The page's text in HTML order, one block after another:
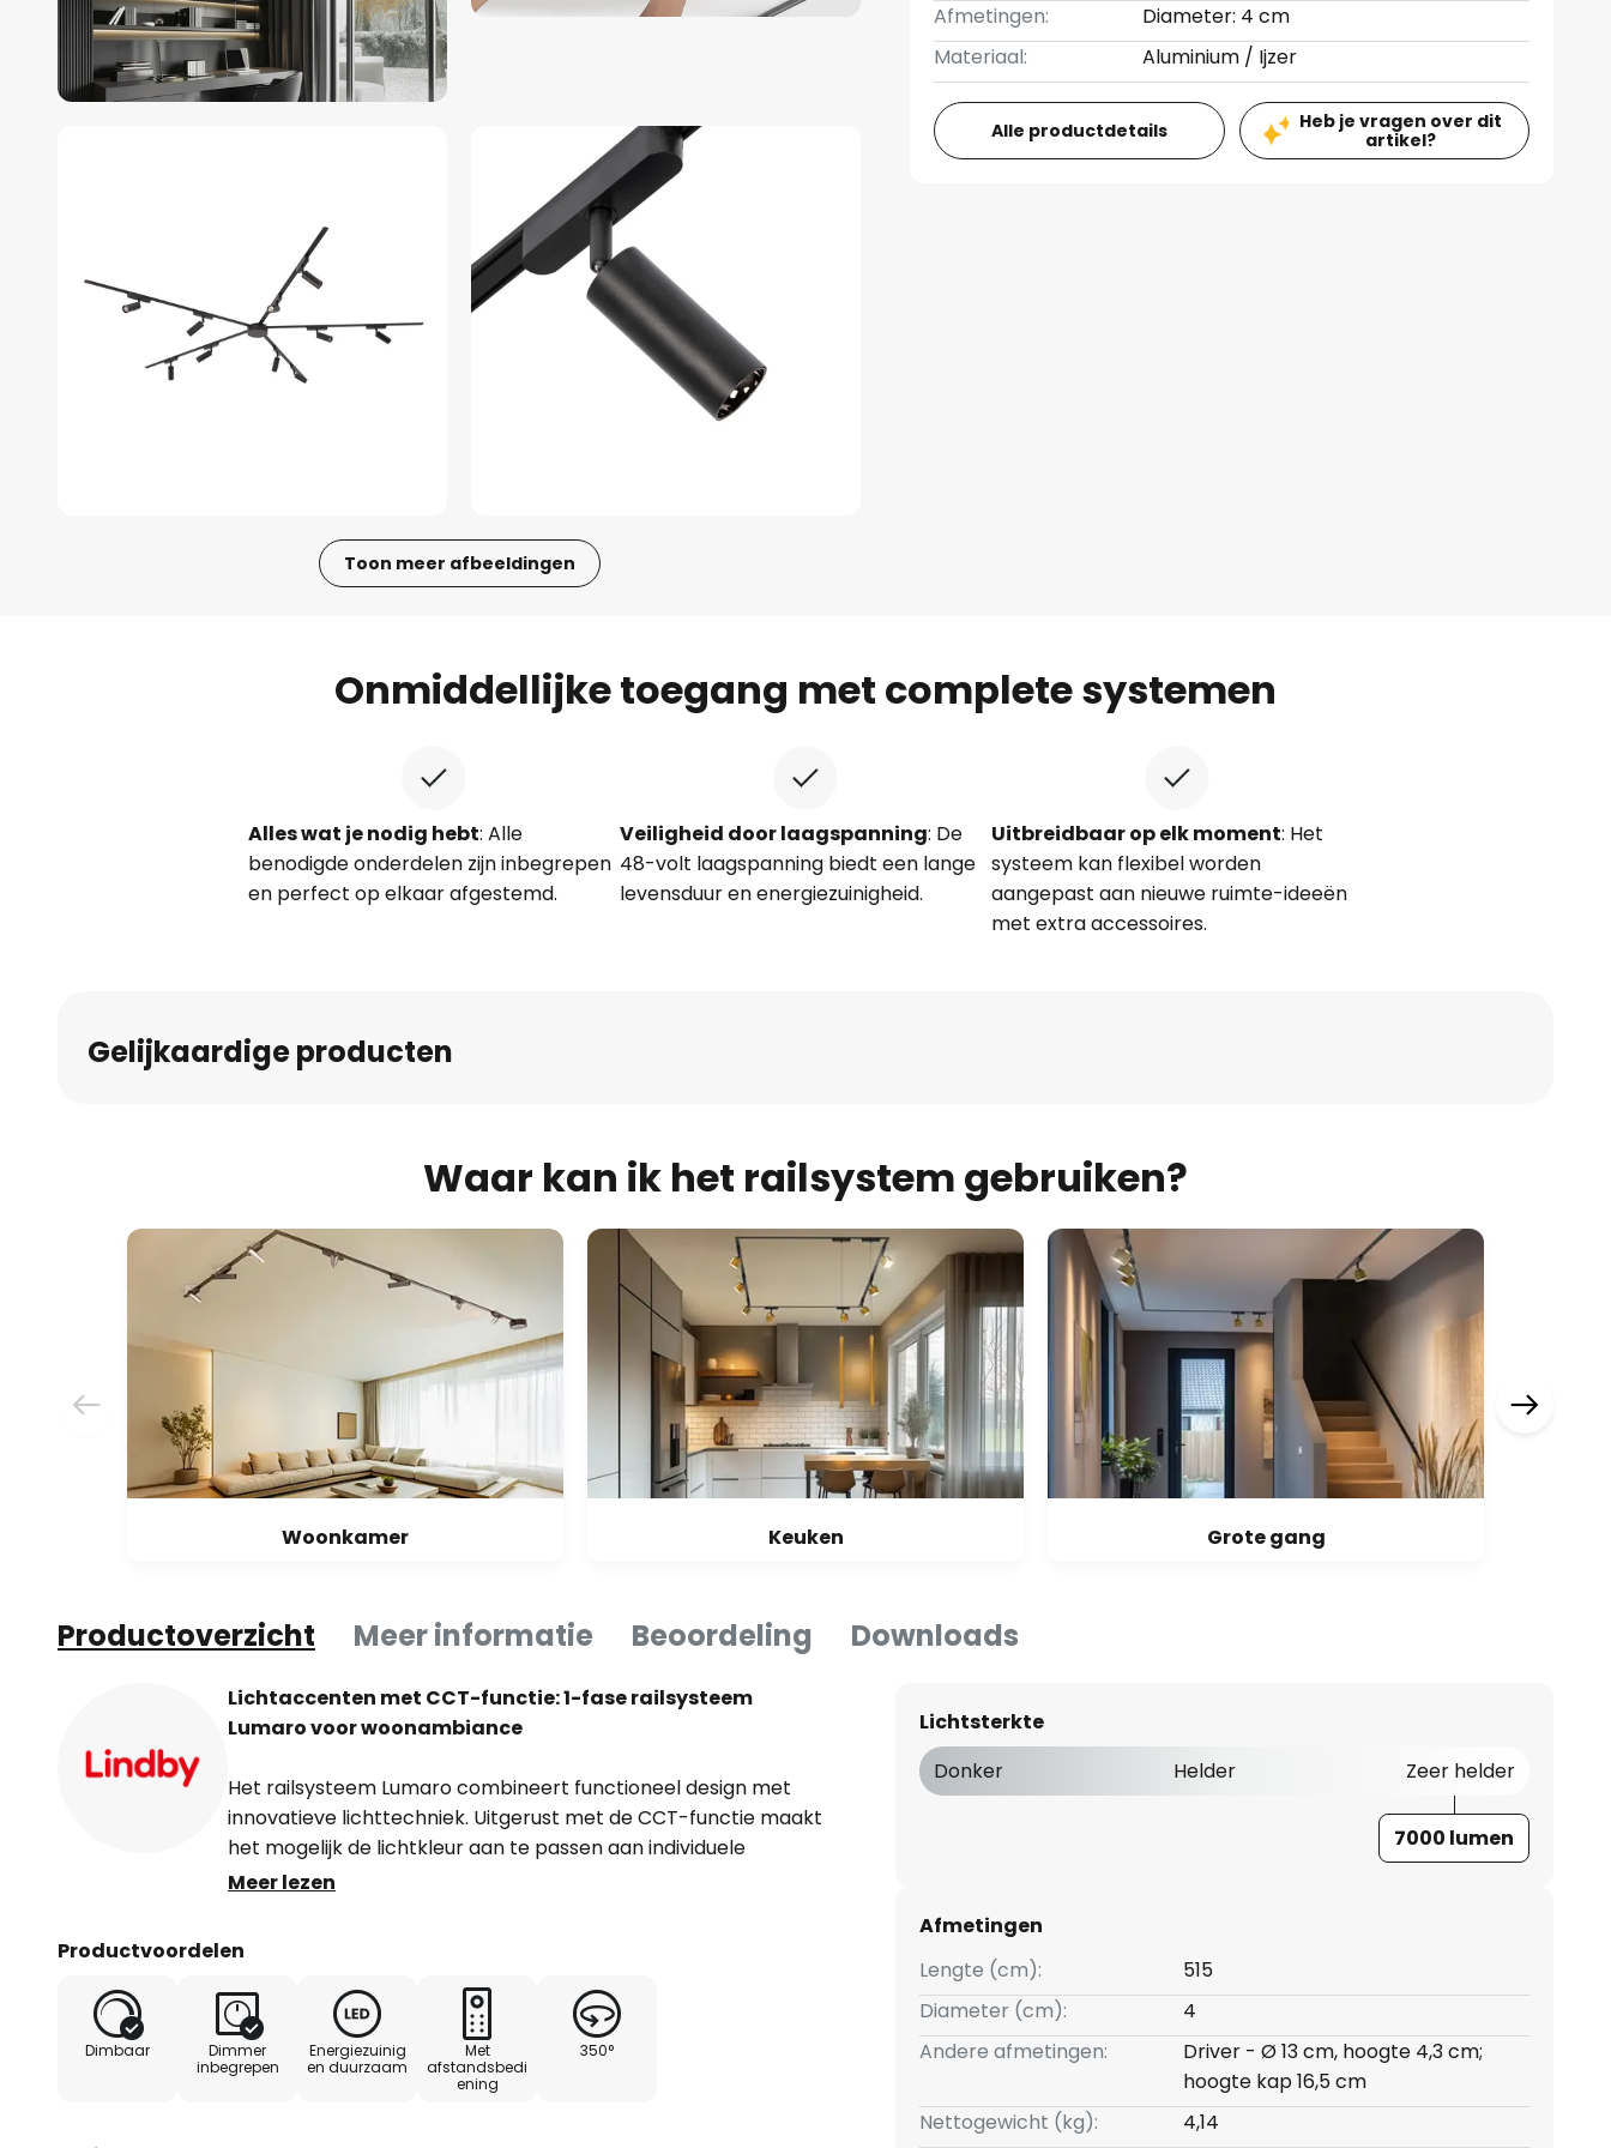
Toon meer afbeeldingen
Afmetingen:
Diameter: 4 cm
Materiaal:
Aluminium / Ijzer
Alle productdetails
Heb je vragen over dit
artikel?
Onmiddellijke toegang met complete systemen
Alles wat je nodig hebt: Alle
benodigde onderdelen zijn inbegrepen
en perfect op elkaar afgestemd.
Veiligheid door laagspanning: De
48-volt laagspanning biedt een lange
levensduur en energiezuinigheid.
Uitbreidbaar op elk moment: Het
systeem kan flexibel worden
aangepast aan nieuwe ruimte-ideeën
met extra accessoires.
Gelijkaardige producten
Waar kan ik het railsystem gebruiken?
Woonkamer Keuken Grote gang
Productoverzicht Meer informatie Beoordeling Downloads
Lichtaccenten met CCT-functie: 1-fase railsysteem
Lumaro voor woonambiance
Het railsysteem Lumaro combineert functioneel design met
innovatieve lichttechniek. Uitgerust met de CCT-functie maakt
het mogelijk de lichtkleur aan te passen aan individuele
behoeften en zo een sfeer te creëren die varieert van
afstandsbediening kan de helderheid van de spots moeiteloos
worden geregeld om voor elke situatie het juiste lichtniveau te
creëren. Ervaar hoe het Lumaro railsysteem uw huis verandert
in een fascinerende lichtbeleving.
Meer lezen
Productvoordelen
Dimbaar
Dimmer
inbegrepen
Energiezuinig
en duurzaam
Met
afstandsbedi
ening
350°
Lichtsterkte
Donker
Helder Zeer helder
7000 lumen
Afmetingen
Lengte (cm):
515
Diameter (cm):
4
Andere afmetingen:
Driver - Ø 13 cm, hoogte 4,3 cm;
hoogte kap 16,5 cm
Nettogewicht (kg):
4,14